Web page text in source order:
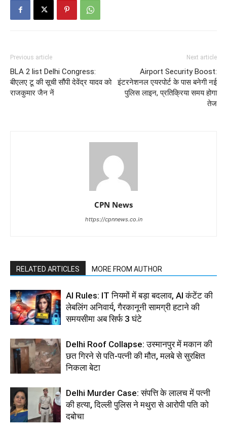
Previous article
BLA 2 list Delhi Congress:
बीएलए टू की सूची सौंपी देवेंद्र यादव को
राजकुमार जैन नें
Next article
Airport Security Boost:
इंटरनेशनल एयरपोर्ट के पास बनेगी नई
पुलिस लाइन, प्रतिक्रिया समय होगा
तेज
CPN News
https://cpnnews.co.in
RELATED ARTICLES MORE FROM AUTHOR
AI Rules: IT नियमों में बड़ा बदलाव, AI कंटेंट की
लेबलिंग अनिवार्य, गैरकानूनी सामग्री हटाने की
समयसीमा अब सिर्फ 3 घंटे
Delhi Roof Collapse: उस्मानपुर में मकान की
छत गिरने से पति-पत्नी की मौत, मलबे से सुरक्षित
निकला बेटा
Delhi Murder Case: संपत्ति के लालच में पत्नी
की हत्या, दिल्ली पुलिस ने मथुरा से आरोपी पति को
दबोचा